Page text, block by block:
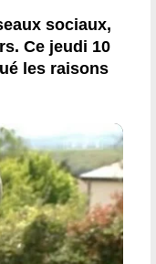
sociaux,
Ce jeudi 10
les raisons